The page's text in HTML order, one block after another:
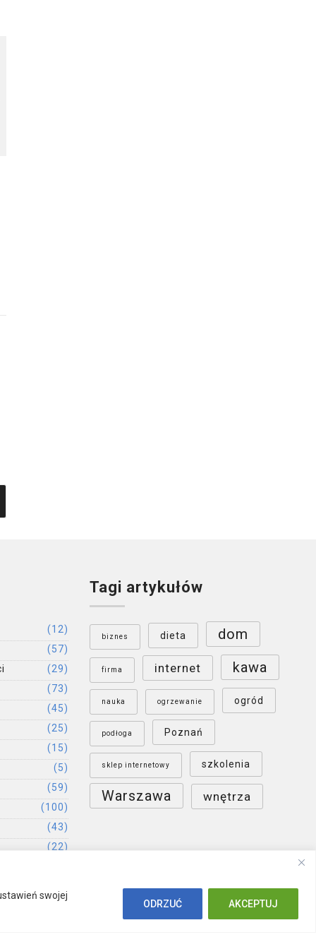
swojej
ODRZUĆ AKCEPTUJ
(12)
(57)
(29)
(73)
(45)
(25)
(15)
(5)
(59)
(100)
(43)
(22)
Tagi artykułów
biznes dieta dom
firma internet kawa
nauka ogrzewanie ogród
podłoga Poznań
sklep internetowy szkolenia
Warszawa wnętrza